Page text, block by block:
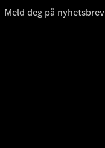
Meld deg på nyhetsbrev